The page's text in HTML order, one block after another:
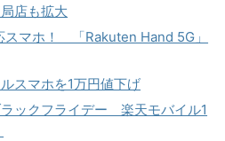
店も拡大
スマホ！ 「Rakuten Hand 5G」
スマホを1万円値下げ
ックフライデー 楽天モバイル1